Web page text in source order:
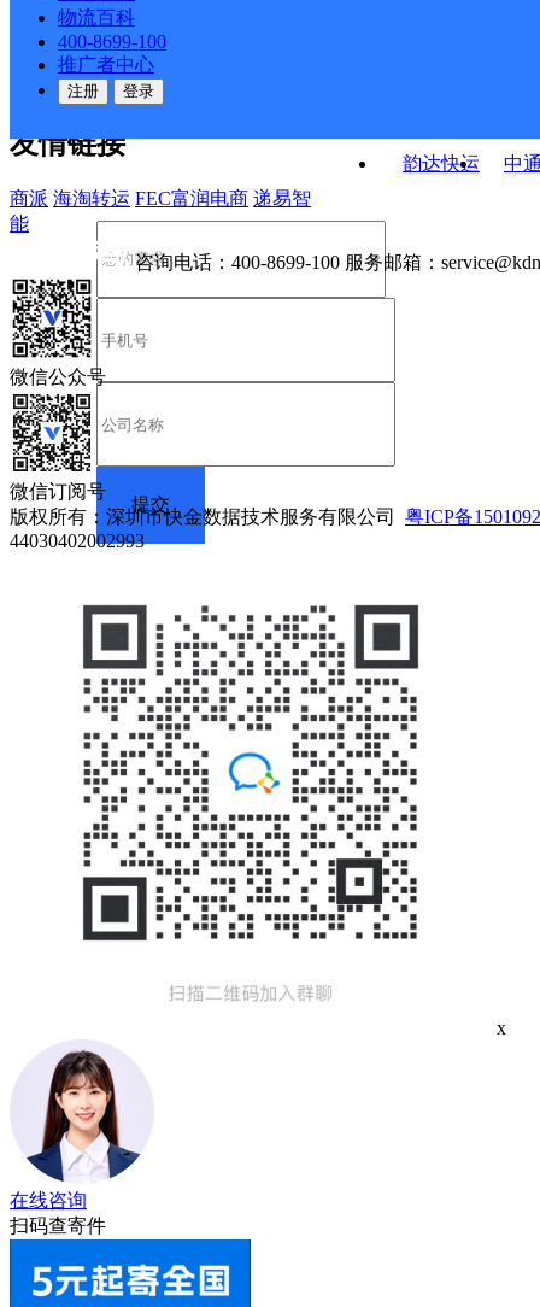
物流百科
400-8699-100
推广者中心
注册 登录
韵达快运
中
公司介绍 企业动态
合作伙伴 快递鸟接口服务协议
户隐私政策
友情链接
商派 海淘转运 FEC富润电商 递易智
能
咨询电话： 400-8699-100 服务邮箱：
微信公众号
微信订阅号
版权所有：深圳市快金数据技术服务有限公司 粤ICP备
44030402002993
x
在线咨询
扫码查寄件